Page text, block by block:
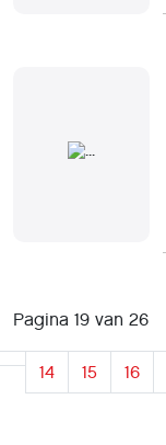
Pagina 19 van 26
14 15 16